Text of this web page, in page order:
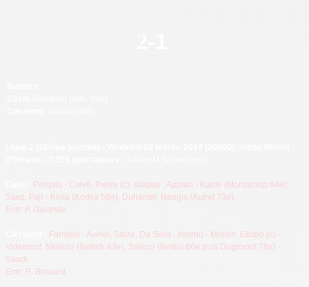
Perquis - Calvé, Pierre (c), Wague , Appiah - Kante (Montaroup 64e),
Saez, Fajr - Koita (Kodjia 58e), Duhamel, Nangis (Autret 73e).
Entr: P. Garande.
Farnolle - Avinel, Salze, Da Silva , Imorou - Moulin, Ekobo (c) -
Videmont, Nkololo (Betsch 83e), Salibur (Bettiol 66e puis Dugimont 78e) -
Saadi.
Entr: R. Brouard.